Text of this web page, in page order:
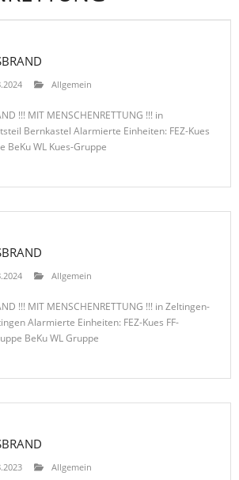
Allgemein
!!! MIT MENSCHENRETTUNG !!! in
Bernkastel Alarmierte Einheiten: FEZ-Kues
BeKu WL Kues-Gruppe
Allgemein
!!! MIT MENSCHENRETTUNG !!! in Zeltingen-
Alarmierte Einheiten: FEZ-Kues FF-
BeKu WL Gruppe
Allgemein